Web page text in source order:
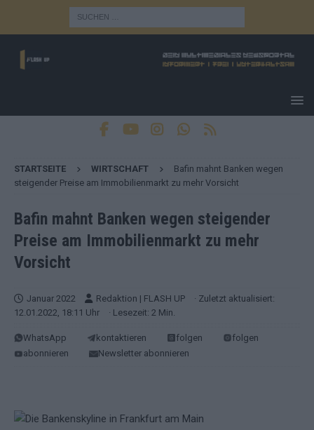
STARTSEITE WIRTSCHAFT
Bafin mahnt Banken wegen
steigender Preise am Immobilienmarkt zu mehr Vorsicht
Bafin mahnt Banken wegen steigender
Preise am Immobilienmarkt zu mehr
Vorsicht
Januar 2022 Redaktion | FLASH UP
· Zuletzt aktualisiert:
12.01.2022, 18:11 Uhr
· Lesezeit: 2 Min.
WhatsApp kontaktieren folgen
folgen
abonnieren
Newsletter abonnieren